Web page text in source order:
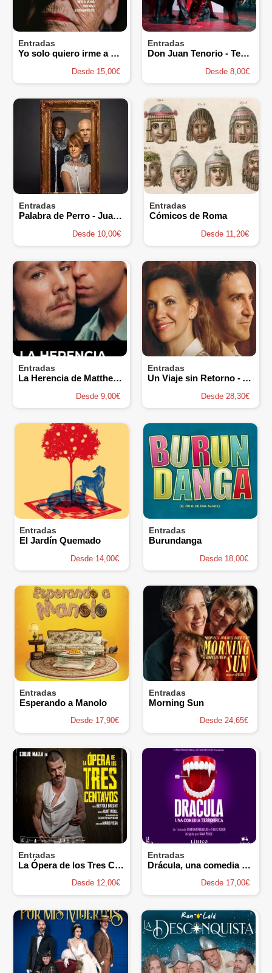
Entradas
Yo solo quiero irme a Francia
Desde 15,00€
Entradas
Don Juan Tenorio - Teatro Prosperidad
Desde 8,00€
Entradas
Palabra de Perro - Juan Mayorga
Desde 10,00€
Entradas
Cómicos de Roma
Desde 11,20€
Entradas
La Herencia de Matthew López
Desde 9,00€
Entradas
Un Viaje sin Retorno - Alex Gadea
Desde 28,30€
Entradas
El Jardín Quemado
Desde 14,00€
Entradas
Burundanga
Desde 18,00€
Entradas
Esperando a Manolo
Desde 17,90€
Entradas
Morning Sun
Desde 24,65€
Entradas
La Ópera de los Tres Centavos
Desde 12,00€
Entradas
Drácula, una comedia terrorífica
Desde 17,00€